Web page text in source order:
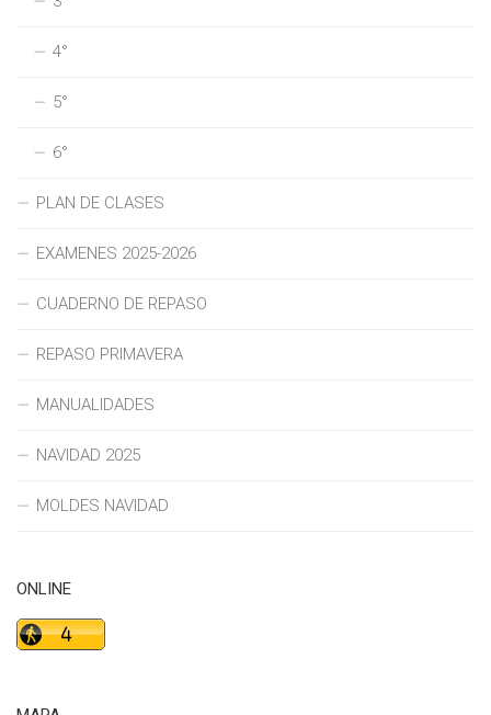
4°
5°
6°
PLAN DE CLASES
EXAMENES 2025-2026
CUADERNO DE REPASO
REPASO PRIMAVERA
MANUALIDADES
NAVIDAD 2025
MOLDES NAVIDAD
ONLINE